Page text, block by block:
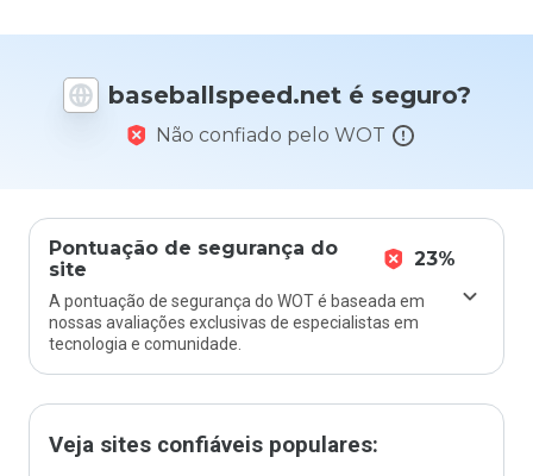
baseballspeed.net é seguro?
Não confiado pelo WOT
Pontuação de segurança do
site
23%
A pontuação de segurança do WOT é baseada em
nossas avaliações exclusivas de especialistas em
tecnologia e comunidade.
Veja sites confiáveis populares:
nota